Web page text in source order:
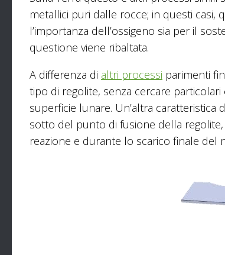
metallici puri dalle rocce; in questi casi,
l’importanza dell’ossigeno sia per il
questione viene ribaltata.
A differenza di altri processi parimenti
tipo di regolite, senza cercare
superficie lunare. Un’altra
sotto del punto di fusione della
reazione e durante lo scarico finale del